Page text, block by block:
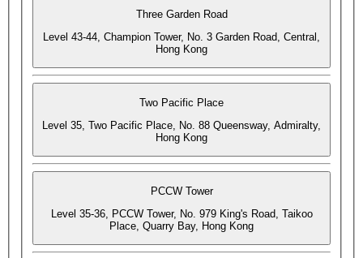
Three Garden Road
Level 43-44, Champion Tower, No. 3 Garden Road, Central,
Hong Kong
Two Pacific Place
Level 35, Two Pacific Place, No. 88 Queensway, Admiralty,
Hong Kong
PCCW Tower
Level 35-36, PCCW Tower, No. 979 King's Road, Taikoo
Place, Quarry Bay, Hong Kong